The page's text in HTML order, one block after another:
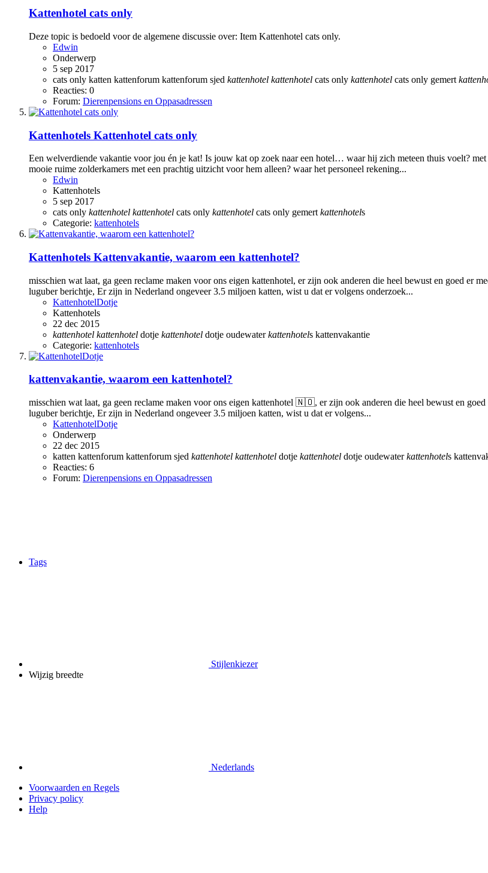
Kattenhotel cats only
Deze topic is bedoeld voor de algemene discussie over: Item Kattenhotel cats only.
Edwin
Onderwerp
5 sep 2017
cats only katten kattenforum kattenforum sjed kattenhotel kattenhotel cats only kattenhotel cats only gemert
Reacties: 0
Forum: Dierenpensions en Oppasadressen
Kattenhotels Kattenhotel cats only
Een welverdiende vakantie voor jou én je kat! Is jouw kat op zoek naar een hotel… waar hij zich meteen thuis voelt?
mooie ruime zolderkamers met een prachtig uitzicht voor hem alleen? waar het personeel rekening...
Edwin
Kattenhotels
5 sep 2017
cats only kattenhotel kattenhotel cats only kattenhotel cats only gemert kattenhotels
Categorie: kattenhotels
Kattenhotels Kattenvakantie, waarom een kattenhotel?
misschien wat laat, ga geen reclame maken voor ons eigen kattenhotel, er zijn ook anderen die heel bewust en goed er
luguber berichtje, Er zijn in Nederland ongeveer 3.5 miljoen katten, wist u dat er volgens onderzoek...
KattenhotelDotje
Kattenhotels
22 dec 2015
kattenhotel kattenhotel dotje kattenhotel dotje oudewaterkattenhotels kattenvakantie
Categorie: kattenhotels
kattenvakantie, waarom een kattenhotel?
misschien wat laat, ga geen reclame maken voor ons eigen kattenhotel 🇳🇴, er zijn ook anderen die heel bewust en
luguber berichtje, Er zijn in Nederland ongeveer 3.5 miljoen katten, wist u dat er volgens...
KattenhotelDotje
Onderwerp
22 dec 2015
katten kattenforum kattenforum sjed kattenhotel kattenhotel dotje kattenhotel dotje oudewaterkattenhotels
Reacties: 6
Forum: Dierenpensions en Oppasadressen
Tags
Stijlenkiezer
Wijzig breedte
Nederlands
Voorwaarden en Regels
Privacy policy
Help